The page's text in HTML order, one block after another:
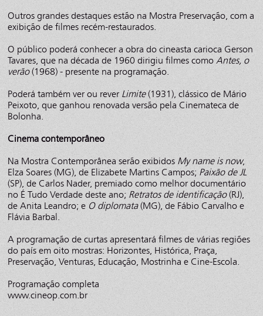
Outros grandes destaques estão na Mostra Preservação, com a
exibição de filmes recém-restaurados.
O público poderá conhecer a obra do cineasta carioca Gerson
Tavares, que na década de 1960 dirigiu filmes comoAntes, o
verão(1968) - presente na programação.
Poderá também ver ou rever Limite(1931), clássico de Mário
Peixoto, que ganhou renovada versão pela Cinemateca de
Bolonha.
Cinema contemporâneo
Na Mostra Contemporânea serão exibidos My name is now,
Elza Soares (MG), de Elizabete Martins Campos; Paixão de JL
(SP), de Carlos Nader, premiado como melhor documentário
no É Tudo Verdade deste ano; Retratos de identificação(RJ),
de Anita Leandro; e O diplomata(MG), de Fábio Carvalho e
Flávia Barbal.
A programação de curtas apresentará filmes de várias regiões
do país em oito mostras: Horizontes, Histórica, Praça,
Preservação, Venturas, Educação, Mostrinha e Cine-Escola.
Programação completa
www.cineop.com.br